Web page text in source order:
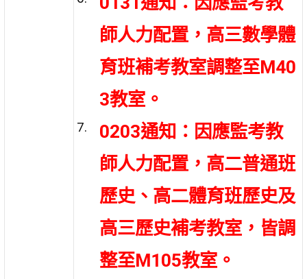
師人力配置，高三數學體
育班補考教室調整至M40
3教室。
0203通知：因應監考教
師人力配置，高二普通班
歷史、高二體育班歷史及
高三歷史補考教室，皆調
整至M105教室。